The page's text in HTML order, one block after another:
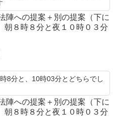
陣への提案＋別の提案（下に
８時８分と夜１０時０３分
8分と、10時03分とどちらでし
陣への提案＋別の提案（下に
８時８分と夜１０時０３分